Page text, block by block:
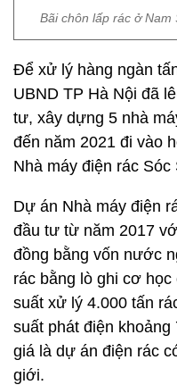
Bãi chôn lấp rác ở Nam
Để xử lý hàng ngàn
UBND TP Hà Nội đã
tư, xây dựng 5 nhà
đến năm 2021 đi vào
Nhà máy điện rác Sóc
Dự án Nhà máy điện
đầu tư từ năm 2017
đồng bằng vốn nước
rác bằng lò ghi cơ
suất xử lý 4.000 tấn
suất phát điện
giá là dự án điện rác
giới.